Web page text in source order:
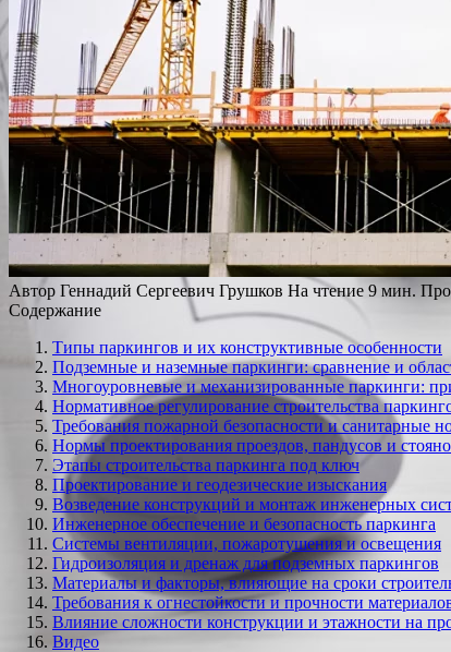
Автор Геннадий Сергеевич Грушков На чтение 9 мин.
Содержание
Типы паркингов и их конструктивные особенности
Подземные и наземные паркинги: сравнение и
Многоуровневые и механизированные паркинги:
Нормативное регулирование строительства
Требования пожарной безопасности и санитарные
Нормы проектирования проездов, пандусов и
Этапы строительства паркинга под ключ
Проектирование и геодезические изыскания
Возведение конструкций и монтаж инженерных
Инженерное обеспечение и безопасность паркинга
Системы вентиляции, пожаротушения и освещения
Гидроизоляция и дренаж для подземных паркингов
Материалы и факторы, влияющие на сроки
Требования к огнестойкости и прочности
Влияние сложности конструкции и этажности на
Видео